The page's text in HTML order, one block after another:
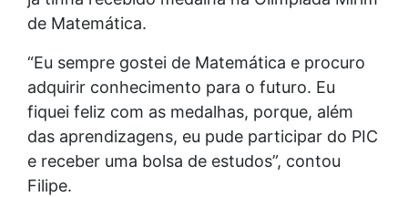
de Matemática.
“Eu sempre gostei de Matemática e procuro
adquirir conhecimento para o futuro. Eu
fiquei feliz com as medalhas, porque, além
das aprendizagens, eu pude participar do PIC
e receber uma bolsa de estudos”, contou
Filipe.